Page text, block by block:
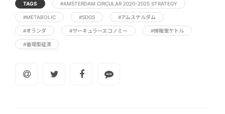
TAGS #AMSTERDAM CIRCULAR 2020-2025 STRATEGY
#METABOLIC #SDGS #アムステルダム
#オランダ #サーキュラーエコノミー #博報堂ケトル
#循環型経済